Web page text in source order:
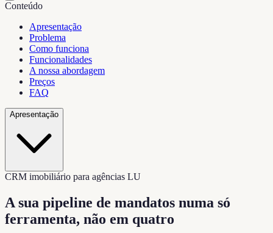
Conteúdo
Apresentação
Problema
Como funciona
Funcionalidades
A nossa abordagem
Preços
FAQ
Apresentação
CRM imobiliário para agências LU
A sua pipeline de mandatos numa só
ferramenta, não em quatro